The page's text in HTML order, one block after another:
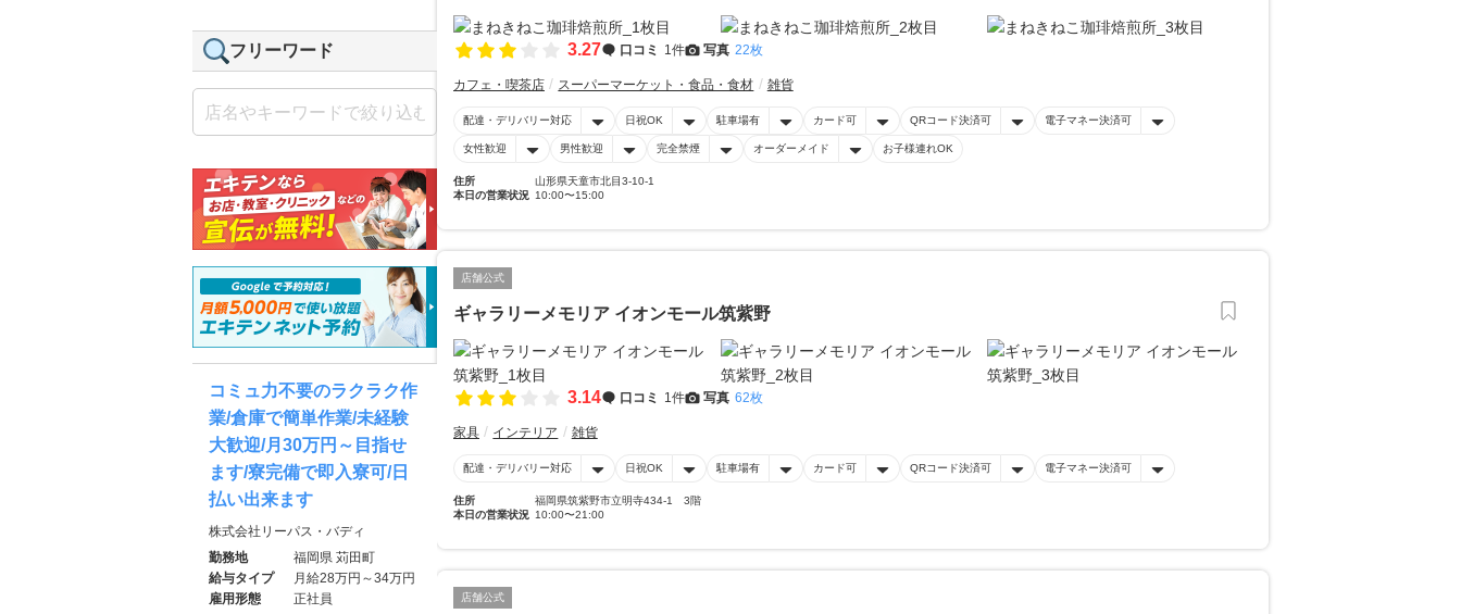
3.27 口コミ 1件 写真 22枚
カフェ・喫茶店 スーパーマーケット・食品・食材 雑貨
配達・デリバリー対応 日祝OK 駐車場有 カード可 QRコード決済可 電子マネー決済可
女性歓迎 男性歓迎 完全禁煙 オーダーメイド お子様連れOK
住所
山形県天童市北目3-10-1
本日の営業状況 10:00〜15:00
店舗公式
ギャラリーメモリア イオンモール筑紫野
3.14 口コミ 1件 写真 62枚
家具 インテリア 雑貨
配達・デリバリー対応 日祝OK 駐車場有 カード可 QRコード決済可 電子マネー決済可
住所
福岡県筑紫野市立明寺434-1 3階
本日の営業状況 10:00〜21:00
店舗公式
フリーワード
コミュ力不要のラクラク作
業/倉庫で簡単作業/未経験
大歓迎/月30万円～目指せ
ます/寮完備で即入寮可/日
払い出来ます
株式会社リーパス・バディ
勤務地
福岡県 苅田町
給与タイプ
月給28万円～34万円
雇用形態
正社員